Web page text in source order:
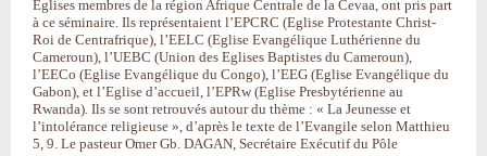
Eglises membres de la région Afrique Centrale de la Cevaa, ont pris part
à ce séminaire. Ils représentaient l’EPCRC (Eglise Protestante Christ-
Roi de Centrafrique), l’EELC (Eglise Evangélique Luthérienne du
Cameroun), l’UEBC (Union des Eglises Baptistes du Cameroun),
l’EECo (Eglise Evangélique du Congo), l’EEG (Eglise Evangélique du
Gabon), et l’Eglise d’accueil, l’EPRw (Eglise Presbytérienne au
Rwanda). Ils se sont retrouvés autour du thème : « La Jeunesse et
l’intolérance religieuse », d’après le texte de l’Evangile selon Matthieu
5, 9. Le pasteur Omer Gb. DAGAN, Secrétaire Exécutif du Pôle